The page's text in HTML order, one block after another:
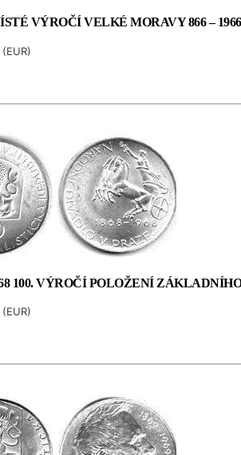
VÝROČÍ VELKÉ MORAVY 866 – 1966
(EUR)
100. VÝROČÍ POLOŽENÍ
(EUR)